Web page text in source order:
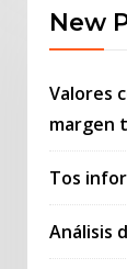
New
Valores
margen
Tos
Análisis